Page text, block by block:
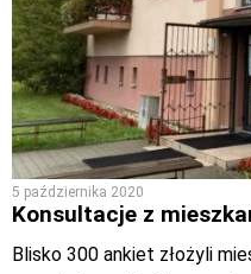
5 października 2020
Konsultacje z
Blisko 300 ankiet złożyli